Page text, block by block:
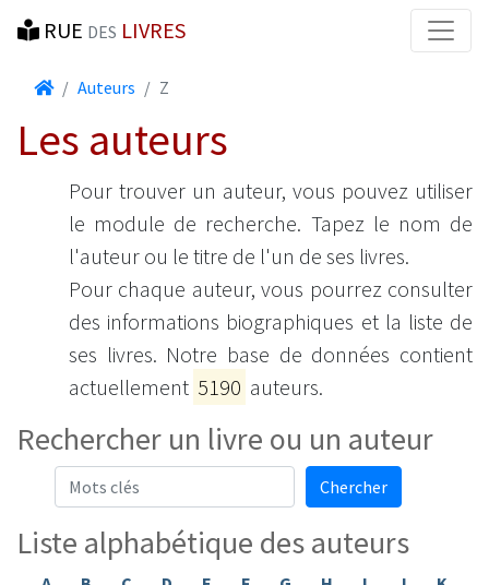
RUE DES LIVRES
AccueilAuteurs Z
Les auteurs
Pour trouver un auteur, vous pouvez utiliser
le module de recherche. Tapez le nom de
l'auteur ou le titre de l'un de ses livres.
Pour chaque auteur, vous pourrez consulter
des informations biographiques et la liste de
ses livres. Notre base de données contient
actuellement 5190 auteurs.
Rechercher un livre ou un auteur
Mots-clés Chercher
Liste alphabétique des auteurs